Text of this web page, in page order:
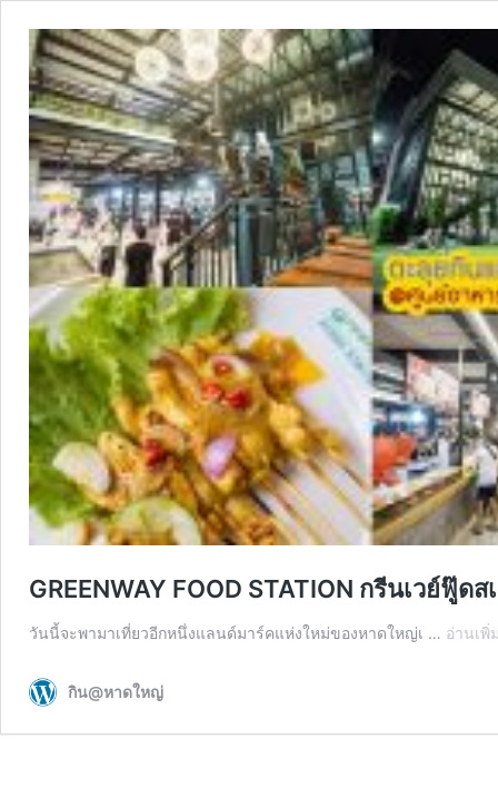
GREENWAY FOOD STATION กรีนเวย์ฟู๊ดส
วันนี้จะพามาเที่ยวอีกหนึ่งแลนด์มาร์คแห่งใหม่ของหาดใหญ่เ … อ่านเพิ่
กิน@หาดใหญ่